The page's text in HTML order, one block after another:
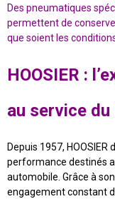
Des pneumatiques
permettent de
que soient les
HOOSIER :
au service
Depuis 1957,
performance destinés
automobile. Grâce à
engagement constant